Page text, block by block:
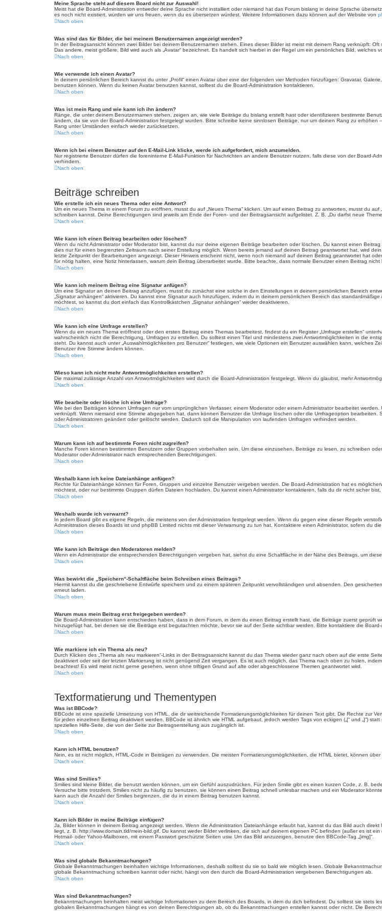
Meine Sprache steht auf diesem Board nicht zur Auswahl!
Meist hat die Board-Administration entweder deine Sprache nicht installiert oder niemand hat das Forum bislang in deine Sprache
es noch nicht existiert, würden wir uns freuen, wenn du es übersetzen würdest. Weitere Informationen dazu können auf der Website von
Nach oben
Was sind das für Bilder, die bei meinem Benutzernamen angezeigt werden?
In der Beitragsansicht können zwei Bilder bei deinem Benutzernamen stehen. Eines dieser Bilder ist meist mit deinem Rang verknüpft:
Das andere, meist größere, Bild wird auch als „Avatar“ bezeichnet. Es handelt sich hierbei in der Regel um ein persönliches Bild, welches
Nach oben
Wie verwende ich einen Avatar?
In deinem persönlichen Bereich kannst du unter „Profil“ einen Avatar über eine der folgenden vier Methoden hinzufügen: Gravatar,
benutzen können. Wenn du keinen Avatar benutzen kannst, solltest du die Board-Administration kontaktieren.
Nach oben
Was ist mein Rang und wie kann ich ihn ändern?
Ränge, die unter deinem Benutzernamen stehen, zeigen an, wie viele Beiträge du bislang erstellt hast oder identifizieren bestimmte
ändern, da sie von der Board-Administration festgelegt wurden. Bitte schreibe keine sinnlosen Beiträge, nur um deinen Rang zu
Rang unter Umständen einfach wieder zurücksetzen.
Nach oben
Wenn ich bei einem Benutzer auf den E-Mail-Link klicke, werde ich aufgefordert, mich anzumelden.
Nur registrierte Benutzer dürfen die foreninterne E-Mail-Funktion für Nachrichten an andere Benutzer nutzen, falls diese von der Board-
verhindern.
Nach oben
Beiträge schreiben
Wie erstelle ich ein neues Thema oder eine Antwort?
Um ein neues Thema in einem Forum zu eröffnen, musst du auf „Neues Thema“ klicken. Um auf einen Beitrag zu antworten, musst du
schreiben kannst. Deine Berechtigungen sind jeweils am Ende der Foren- und der Beitragsansicht aufgelistet. Z. B. „Du darfst neue
Nach oben
Wie kann ich einen Beitrag bearbeiten oder löschen?
Wenn du nicht Administrator oder Moderator bist, kannst du nur deine eigenen Beiträge bearbeiten oder löschen. Du kannst einen
dies nur für einen begrenzten Zeitraum nach seiner Erstellung möglich. Wenn bereits jemand auf deinen Beitrag geantwortet hat, wird
letzte Zeitpunkt der Bearbeitungen angezeigt. Dieser Hinweis erscheint nicht, wenn noch niemand auf deinen Beitrag geantwortet hat
für nötig halten, eine Notiz hinterlassen, warum dein Beitrag überarbeitet wurde. Bitte beachte, dass normale Benutzer einen Beitrag
Nach oben
Wie kann ich meinem Beitrag eine Signatur anfügen?
Um eine Signatur an deinen Beitrag anzufügen, musst du zunächst eine solche in den Einstellungen in deinem persönlichen Bereich
„Signatur anhängen“ aktivieren. Du kannst eine Signatur auch hinzufügen, indem du in deinem persönlichen Bereich das
möchtest, so kannst du dort einfach das Kontrollkästchen „Signatur anhängen“ wieder deaktivieren.
Nach oben
Wie kann ich eine Umfrage erstellen?
Wenn du ein neues Thema eröffnest oder den ersten Beitrag eines Themas bearbeitest, findest du ein Register „Umfrage erstellen“
wahrscheinlich nicht die Berechtigung, Umfragen zu erstellen. Du solltest einen Titel und mindestens zwei Antwortmöglichkeiten in die
steht. Du kannst auch unter „Auswahlmöglichkeiten pro Benutzer“ festlegen, wie viele Optionen ein Benutzer auswählen kann, welches
Benutzer ihre Stimme ändern können.
Nach oben
Wieso kann ich nicht mehr Antwortmöglichkeiten erstellen?
Die maximal zulässige Anzahl von Antwortmöglichkeiten wird durch die Board-Administration festgelegt. Wenn du glaubst, mehr
Nach oben
Wie bearbeite oder lösche ich eine Umfrage?
Wie bei den Beiträgen können Umfragen nur vom ursprünglichen Verfasser, einem Moderator oder einem Administrator bearbeitet
verknüpft. Wenn niemand eine Stimme abgegeben hat, dann können Benutzer die Umfrage löschen oder die Umfrageoption
oder Administratoren geändert oder gelöscht werden. Dadurch soll die Manipulation von laufenden Umfragen verhindert werden.
Nach oben
Warum kann ich auf bestimmte Foren nicht zugreifen?
Manche Foren können bestimmten Benutzern oder Gruppen vorbehalten sein. Um diese einzusehen, Beiträge zu lesen, zu schreiben
Moderator oder Administrator nach entsprechenden Berechtigungen.
Nach oben
Weshalb kann ich keine Dateianhänge anfügen?
Rechte für Dateianhänge können für Foren, Gruppen und einzelne Benutzer vergeben werden. Die Board-Administration hat es
möchtest, oder nur bestimmte Gruppen dürfen Dateien hochladen. Du kannst einen Administrator kontaktieren, falls du dir nicht sicher
Nach oben
Weshalb wurde ich verwarnt?
In jedem Board gibt es eigene Regeln, die meistens von der Administration festgelegt werden. Wenn du gegen eine dieser Regeln
Administration dieses Boards ist und phpBB Limited nichts mit dieser Verwarnung zu tun hat. Kontaktiere einen Administrator, sofern du
Nach oben
Wie kann ich Beiträge den Moderatoren melden?
Wenn ein Administrator die entsprechenden Berechtigungen vergeben hat, siehst du eine Schaltfläche in der Nähe des Beitrags, um
Nach oben
Was bewirkt die „Speichern“-Schaltfläche beim Schreiben eines Beitrags?
Hiermit kannst du die geschriebene Entwürfe speichern und zu einem späteren Zeitpunkt vervollständigen und absenden. Den
erneut laden.
Nach oben
Warum muss mein Beitrag erst freigegeben werden?
Die Board-Administration kann entschieden haben, dass in dem Forum, in dem du einen Beitrag erstellt hast, die Beiträge zuerst geprüft
hinzugefügt hat, bei denen sie die Beiträge erst begutachten möchte, bevor sie auf der Seite sichtbar werden. Bitte kontaktiere die
Nach oben
Wie markiere ich ein Thema als neu?
Durch Klicken des „Thema als neu markieren“-Links in der Beitragsansicht kannst du das Thema wieder ganz nach oben auf die erste
deaktiviert oder seit der letzten Markierung ist nicht genügend Zeit vergangen. Es ist auch möglich, das Thema nach oben zu holen,
beachtest! Es wird meist nicht gerne gesehen, wenn ohne triftigen Grund auf alte oder abgeschlossene Themen geantwortet wird.
Nach oben
Textformatierung und Thementypen
Was ist BBCode?
BBCode ist eine spezielle Umsetzung von HTML, die dir weitreichende Formatierungsmöglichkeiten für deinen Text gibt. Die Rechte zur
für jeden einzelnen Beitrag deaktiviert werden. BBCode ist ähnlich wie HTML aufgebaut, jedoch werden Tags von eckigen („[“ und „]“)
speziellen Hilfe-Seite, die von der Seite zur Beitragserstellung aus zugänglich ist.
Nach oben
Kann ich HTML benutzen?
Nein, es ist nicht möglich, HTML-Code in Beiträgen zu verwenden. Die meisten Formatierungsmöglichkeiten, die HTML bietet, können über
Nach oben
Was sind Smilies?
Smilies sind kleine Bilder, die benutzt werden können, um ein Gefühl auszudrücken. Für jeden Smilie gibt es einen kurzen Code, z. B.
Versuche bitte trotzdem, Smilies nicht zu häufig zu benutzen, sie können einen Beitrag schnell unlesbar machen und ein Moderator
kann auch die Anzahl der Smilies begrenzen, die du in einem Beitrag benutzen kannst.
Nach oben
Kann ich Bilder in meine Beiträge einfügen?
Ja, Bilder können in deinem Beitrag angezeigt werden. Wenn die Administration Dateianhänge erlaubt hat, kannst du das Bild auch
liegt, z. B. http://www.domain.tld/mein-bild.gif. Du kannst weder Bilder verlinken, die sich auf deinem eigenen PC befinden (außer es ist
Hotmail- oder Yahoo-Mailboxen, mit einem Passwort geschützte Seiten usw. Um das Bild anzuzeigen, benutze den BBCode-Tag „[img]“.
Nach oben
Was sind globale Bekanntmachungen?
Globale Bekanntmachungen beinhalten wichtige Informationen, deshalb solltest du sie so bald wie möglich lesen. Globale
globale Bekanntmachung schreiben kannst oder nicht, hängt von den durch die Board-Administration vergebenen Berechtigungen ab.
Nach oben
Was sind Bekanntmachungen?
Bekanntmachungen beinhalten meist wichtige Informationen zu dem Bereich des Boards, in dem du dich befindest. Du solltest sie stets
globalen Bekanntmachungen hängt es von deinen Berechtigungen ab, ob du Bekanntmachungen erstellen kannst oder nicht. Die